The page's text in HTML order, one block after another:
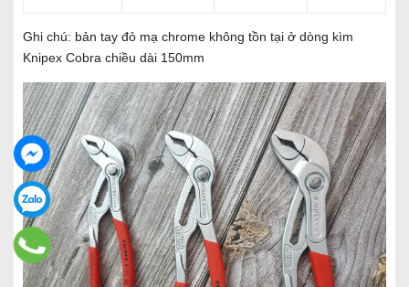
Ghi chú: bản tay đỏ mạ chrome không tồn tại ở dòng kìm
Knipex Cobra chiều dài 150mm